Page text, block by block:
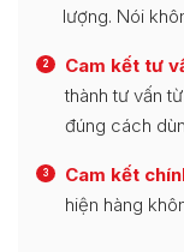
lượng. Nói
2 Cam kết tư
thành tư vấn
đúng cách
3 Cam kết
hiện hàng